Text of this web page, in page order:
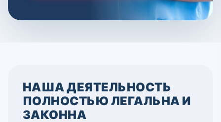
НАША ДЕЯТЕЛЬНОСТЬ
ПОЛНОСТЬЮ ЛЕГАЛЬНА И
ЗАКОННА